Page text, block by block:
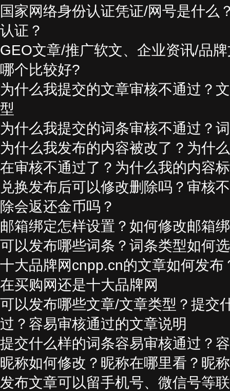
国家网络身份认证凭证/网号是什么
认证？
GEO文章/推广软文、企业资讯/品
哪个比较好?
为什么我提交的文章审核不通过？
型
为什么我提交的词条审核不通过？
为什么我发布的内容被改了？为什
在审核不通过了？为什么我的内容
兑换发布后可以修改删除吗？审核
除会返还金币吗？
邮箱绑定怎样设置？如何修改邮箱
可以发布哪些词条？词条类型如何
十大品牌网cnpp.cn的文章如何发
在买购网还是十大品牌网
可以发布哪些文章/文章类型？提交
过？容易审核通过的文章说明
提交什么样的词条容易审核通过？
昵称如何修改？昵称在哪里看？昵
发布文章可以留手机号、微信号等